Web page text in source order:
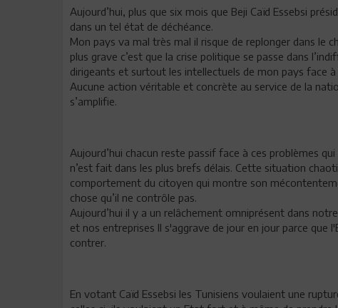
Aujourd’hui, plus que six mois que Beji Caïd Essebsi
dans un tel état de déchéance.
Mon pays va mal très mal il risque de replonger dans le
plus grave c’est que la crise politique se passe dans
dirigeants et surtout les intellectuels de mon pays face
Aucune action véritable et concrète au service de la
s’amplifie.
Aujourd’hui chacun reste passif face à ces problèmes
n’est fait dans les plus brefs délais. Cette situation
comportement du citoyen qui montre son
chose qu’il ne contrôle pas.
Aujourd’hui il y a un relâchement omniprésent dans
et nos entreprises Il s'aggrave de jour en jour parce que
contrer.
En votant Caïd Essebsi les Tunisiens voulaient une